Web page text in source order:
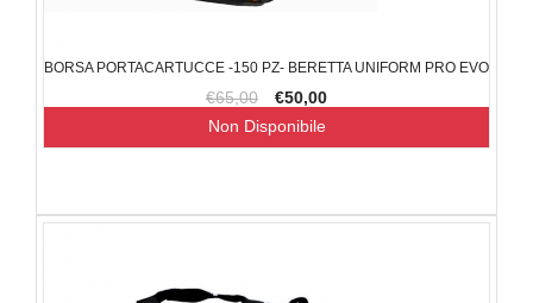
BORSA PORTACARTUCCE -150 PZ- BERETTA UNIFORM PRO EVO
€65,00
€50,00
Non Disponibile